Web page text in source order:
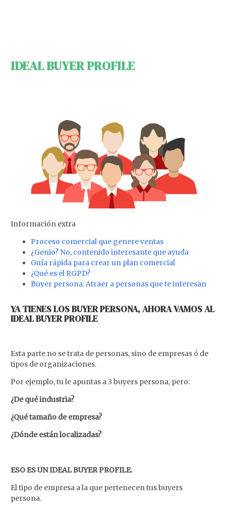
IDEAL BUYER PROFILE
Información extra
Proceso comercial que genere ventas
¿Genio? No, contenido interesante que ayuda
Guía rápida para crear un plan comercial
¿Qué es el RGPD?
Buyer persona: Atraer a personas que te interesan
YA TIENES LOS BUYER PERSONA, AHORA VAMOS AL
IDEAL BUYER PROFILE
Esta parte no se trata de personas, sino de empresas ó de
tipos de organizaciones.
Por ejemplo, tu le apuntas a 3 buyers persona, pero:
¿De qué industria?
¿Qué tamaño de empresa?
¿Dónde están localizadas?
ESO ES UN IDEAL BUYER PROFILE.
El tipo de empresa a la que pertenecen tus buyers
persona.